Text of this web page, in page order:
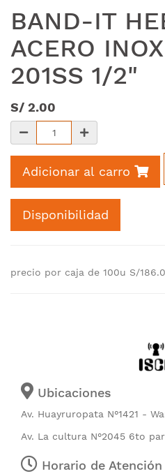
BAND-IT
ACERO
201SS 1/2"
S/ 2.00
Adicionar al carro
Disponibilidad
precio por caja de 100u S/
Ubicaciones
Av. Huayruropata N°1421 -
Av. La cultura N°2045 6to
Horario de Atención